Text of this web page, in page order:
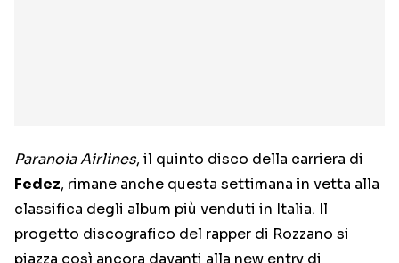
Paranoia Airlines, il quinto disco della carriera di
Fedez, rimane anche questa settimana in vetta alla
classifica degli album più venduti in Italia. Il
progetto discografico del rapper di Rozzano si
piazza così ancora davanti alla new entry di